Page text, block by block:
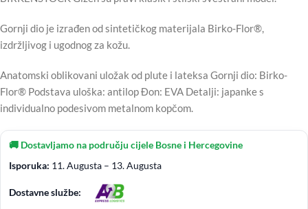
Gornji dio je izrađen od sintetičkog materijala Birko-Flor®,
izdržljivog i ugodnog za kožu.
Anatomski oblikovani uložak od plute i lateksa Gornji dio: Birko-
Flor® Podstava uloška: antilop Đon: EVA Detalji: japanke s
individualno podesivom metalnom kopčom.
🚚 Dostavljamo na području cijele Bosne i Hercegovine
Isporuka: 11. Augusta – 13. Augusta
Dostavne službe: